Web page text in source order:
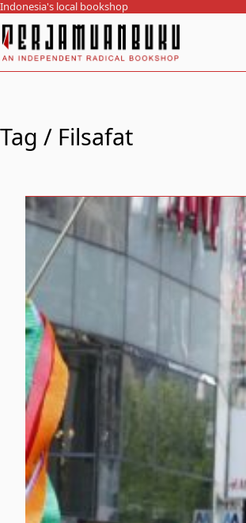
Indonesia's local bookshop
Tag / Filsafat